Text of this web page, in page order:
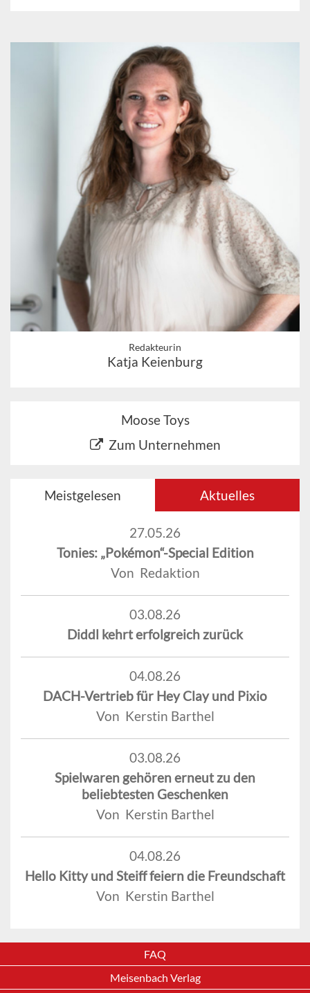
Redakteurin
Katja Keienburg
Moose Toys
Zum Unternehmen
Meistgelesen Aktuelles
27.05.26
Tonies: „Pokémon“-Special Edition
Von Redaktion
03.08.26
Diddl kehrt erfolgreich zurück
04.08.26
DACH-Vertrieb für Hey Clay und Pixio
Von Kerstin Barthel
03.08.26
Spielwaren gehören erneut zu den
beliebtesten Geschenken
Von Kerstin Barthel
04.08.26
Hello Kitty und Steiff feiern die Freundschaft
Von Kerstin Barthel
FAQ
Meisenbach Verlag